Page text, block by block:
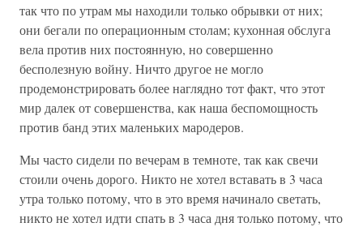
так что по утрам мы находили только обрывки от них;
они бегали по операционным столам; кухонная обслуга
вела против них постоянную, но совершенно
бесполезную войну. Ничто другое не могло
продемонстрировать более наглядно тот факт, что этот
мир далек от совершенства, как наша беспомощность
против банд этих маленьких мародеров.
Мы часто сидели по вечерам в темноте, так как свечи
стоили очень дорого. Никто не хотел вставать в 3 часа
утра только потому, что в это время начинало светать,
никто не хотел идти спать в 3 часа дня только потому, что